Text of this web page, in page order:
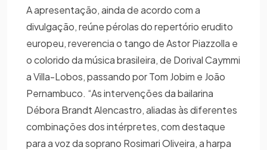
A apresentação, ainda de acordo com a
divulgação, reúne pérolas do repertório erudito
europeu, reverencia o tango de Astor Piazzolla e
o colorido da música brasileira, de Dorival Caymmi
a Villa-Lobos, passando por Tom Jobim e João
Pernambuco. “As intervenções da bailarina
Débora Brandt Alencastro, aliadas às diferentes
combinações dos intérpretes, com destaque
para a voz da soprano Rosimari Oliveira, a harpa